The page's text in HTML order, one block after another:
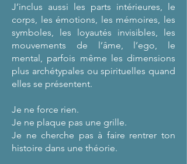
J’inclus aussi les parts intérieures, le
corps, les émotions, les mémoires, les
symboles, les loyautés invisibles, les
mouvements de l’âme, l’ego, le
mental, parfois même les dimensions
plus archétypales ou spirituelles quand
elles se présentent.
Je ne force rien.
Je ne plaque pas une grille.
Je ne cherche pas à faire rentrer ton
histoire dans une théorie.